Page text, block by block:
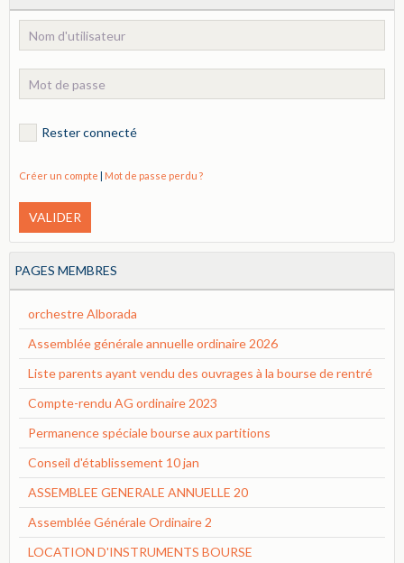
Rester connecté
Créer un compte Mot de passe perdu ?
VALIDER
PAGES MEMBRES
orchestre Alborada
Assemblée générale annuelle ordinaire 2026
Liste parents ayant vendu des ouvrages à la bourse de rentré
Compte-rendu AG ordinaire 2023
Permanence spéciale bourse aux partitions
Conseil d'établissement 10 jan
ASSEMBLEE GENERALE ANNUELLE 20
Assemblée Générale Ordinaire 2
LOCATION D'INSTRUMENTS BOURSE